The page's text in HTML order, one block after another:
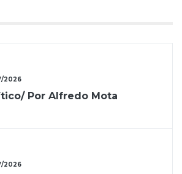
2026
Por Alfredo Mota
2026